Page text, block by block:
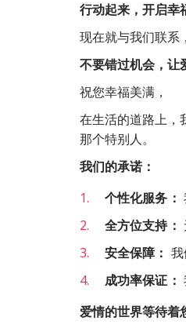
行动起来，开启幸
现在就与我们联系
不要错过机会，让
祝您幸福美满，
在生活的道路上，
那个特别人。
我们的承诺：
个性化服务：
全方位支持：
安全保障：
成功率保证：
爱情的世界等待着